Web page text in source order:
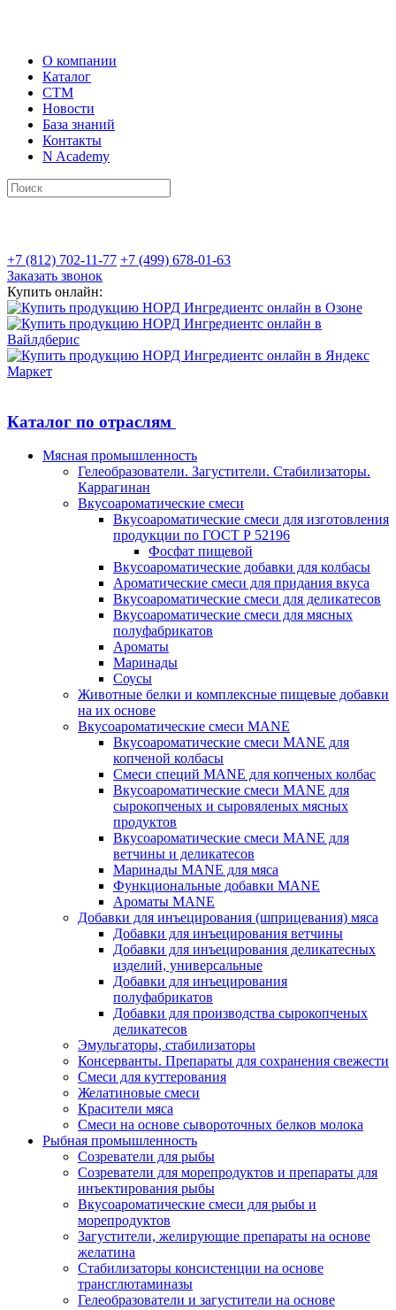
О компании
Каталог
СТМ
Новости
База знаний
Контакты
N Academy
+7 (812) 702-11-77 +7 (499) 678-01-63
Заказать звонок
Купить онлайн:
Каталог по отраслям
Мясная промышленность
Гелеобразователи. Загустители. Стабилизаторы.
Каррагинан
Вкусоароматические смеси
Вкусоароматические смеси для изготовления
продукции по ГОСТ Р 52196
Фосфат пищевой
Вкусоароматические добавки для колбасы
Ароматические смеси для придания вкуса
Вкусоароматические смеси для деликатесов
Вкусоароматические смеси для мясных
полуфабрикатов
Ароматы
Маринады
Соусы
Животные белки и комплексные пищевые добавки
на их основе
Вкусоароматические смеси MANE
Вкусоароматические смеси MANE для
копченой колбасы
Смеси специй MANE для копченых колбас
Вкусоароматические смеси MANE для
сырокопченых и сыровяленых мясных
продуктов
Вкусоароматические смеси MANE для
ветчины и деликатесов
Маринады MANE для мяса
Функциональные добавки MANE
Ароматы MANE
Добавки для инъецирования (шприцевания) мяса
Добавки для инъецирования ветчины
Добавки для инъецирования деликатесных
изделий, универсальные
Добавки для инъецирования
полуфабрикатов
Добавки для производства сырокопченых
деликатесов
Эмульгаторы, стабилизаторы
Консерванты. Препараты для сохранения свежести
Смеси для куттерования
Желатиновые смеси
Красители мяса
Смеси на основе сывороточных белков молока
Рыбная промышленность
Созреватели для рыбы
Созреватели для морепродуктов и препараты для
инъектирования рыбы
Вкусоароматические смеси для рыбы и
морепродуктов
Загустители, желирующие препараты на основе
желатина
Стабилизаторы консистенции на основе
трансглютаминазы
Гелеобразователи и загустители на основе